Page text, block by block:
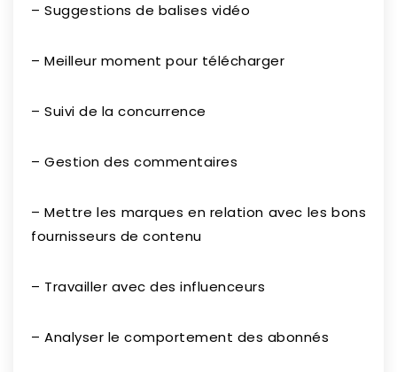
– Suggestions de balises vidéo
– Meilleur moment pour télécharger
– Suivi de la concurrence
– Gestion des commentaires
– Mettre les marques en relation avec les bons
fournisseurs de contenu
– Travailler avec des influenceurs
– Analyser le comportement des abonnés